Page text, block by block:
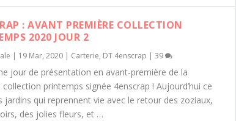
: AVANT PREMIÈRE COLLECTION
2020 JOUR 2
| 19 Mar, 2020| Carterie, DT 4enscrap | 39
jour de présentation en avant-première de la
collection printemps signée 4enscrap ! Aujourd’hui ce
jardins qui reprennent vie avec le retour des zoziaux,
des jolies fleurs, et …